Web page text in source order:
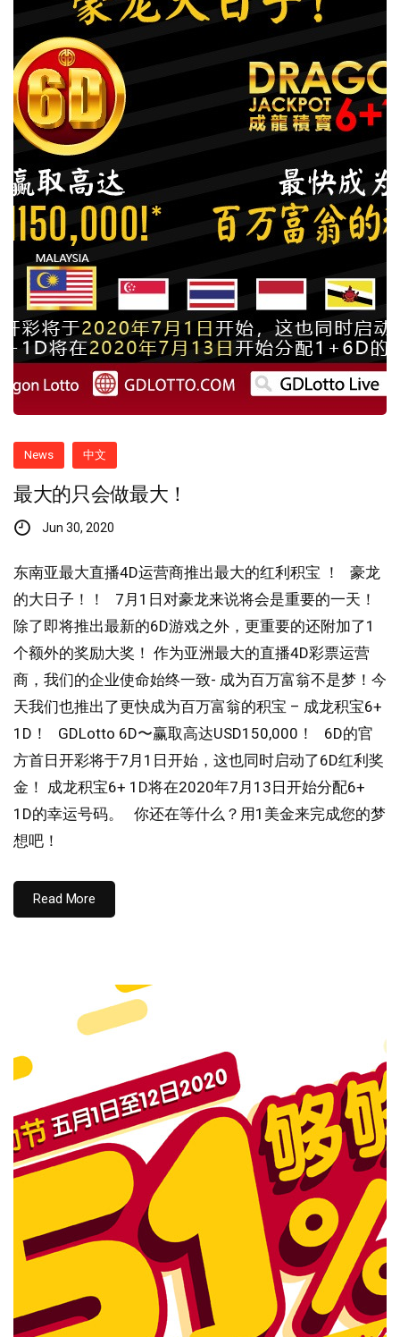
News 中文
最大的只会做最大！
Jun 30, 2020
东南亚最大直播4D运营商推出最大的红利积宝 ！ 豪龙
的大日子！！ 7月1日对豪龙来说将会是重要的一天！
除了即将推出最新的6D游戏之外，更重要的还附加了1
个额外的奖励大奖！ 作为亚洲最大的直播4D彩票运营
商，我们的企业使命始终一致- 成为百万富翁不是梦！今
天我们也推出了更快成为百万富翁的积宝 – 成龙积宝6+
1D！ GDLotto 6D〜赢取高达USD150,000！ 6D的官
方首日开彩将于7月1日开始，这也同时启动了6D红利奖
金！ 成龙积宝6+ 1D将在2020年7月13日开始分配6+
1D的幸运号码。 你还在等什么？用1美金来完成您的梦
想吧！
Read More